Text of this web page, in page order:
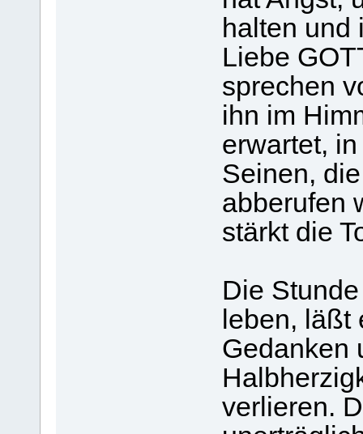
halten und
Liebe
sprechen
ihn im
erwartet,
Seinen,
abberufen
stärkt die
Die
leben, läßt
Gedanken
verlieren.